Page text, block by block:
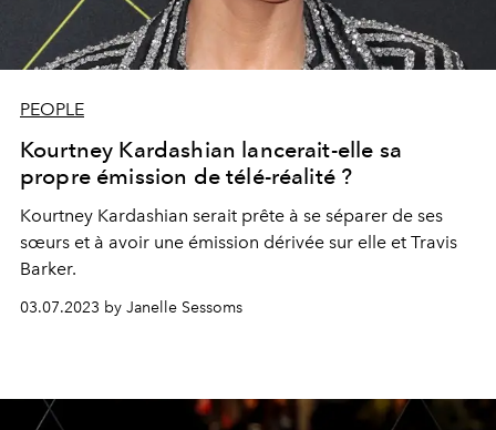
PEOPLE
Kourtney Kardashian lancerait-elle sa
propre émission de télé-réalité ?
Kourtney Kardashian serait prête à se séparer de ses
sœurs et à avoir une émission dérivée sur elle et Travis
Barker.
03.07.2023 by Janelle Sessoms